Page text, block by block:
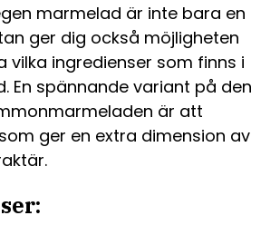
marmelad är inte bara en
ger dig också möjligheten
vilka ingredienser som finns i
En spännande variant på den
är att
ger en extra dimension av